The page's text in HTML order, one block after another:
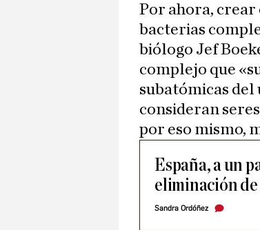
Por ahora, crear
bacterias
biólogo Jef
complejo que
subatómicas del
consideran
por eso mismo,
España, a un
eliminación
Sandra Ordóñez